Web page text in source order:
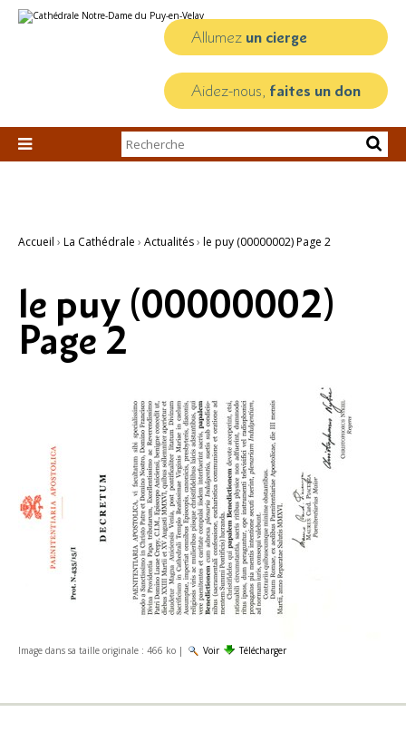
au
personnels
Allumez un cierge
Aidez-nous, faites un don

Chercher par
Recherche
Accueil › La Cathédrale › Actualités› le puy (00000002) Page 2
le puy (00000002)
Page 2
Image dans sa taille originale : 466 ko | Voir Télécharger